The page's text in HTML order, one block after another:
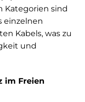
Kategorien sind
einzelnen
Kabels, was zu
und
im Freien